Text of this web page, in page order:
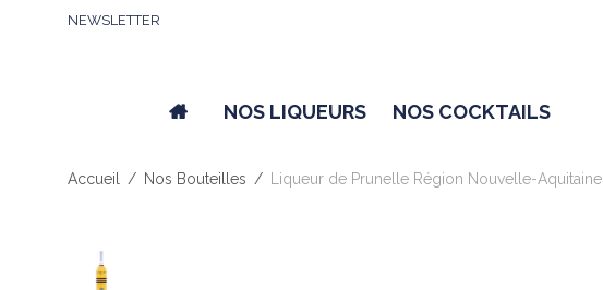
NEWSLETTER
NOS LIQUEURS NOS COCKTAILS
Accueil / Nos Bouteilles / Liqueur de Prunelle Région Nouvelle-Aquitaine